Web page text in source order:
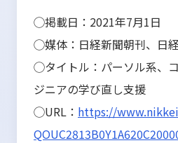
◯掲載日： 2021年7月1日
◯媒体：日経新聞朝刊、日
◯タイトル： パーソル系、
ジニアの学び直し支援
◯URL： https://